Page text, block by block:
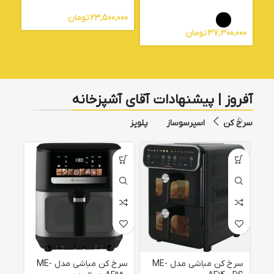
37,300,000تومان
23,500,000تومان
آفروز | پیشنهادات آقای آشپزخانه
سرخ کن اسپرسوساز پلوپز
سرخ کن مباشی مدل ME-
سرخ کن مباشی مدل ME-